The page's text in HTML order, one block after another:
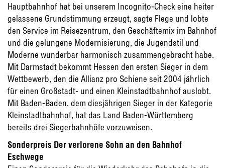
Hauptbahnhof hat bei unserem Incognito-Check eine heiter
gelassene Grundstimmung erzeugt, sagte Flege und lobte
den Service im Reisezentrum, den Geschäftemix im Bahnhof
und die gelungene Modernisierung, die Jugendstil und
Moderne wunderbar harmonisch zusammengebracht habe.
Mit Darmstadt bekommt Hessen den ersten Sieger in dem
Wettbewerb, den die Allianz pro Schiene seit 2004 jährlich
für einen Großstadt- und einen Kleinstadtbahnhof auslobt.
Mit Baden-Baden, dem diesjährigen Sieger in der Kategorie
Kleinstadtbahnhof, hat das Land Baden-Württemberg
bereits drei Siegerbahnhöfe vorzuweisen.
Sonderpreis Der verlorene Sohn an den Bahnhof
Eschwege